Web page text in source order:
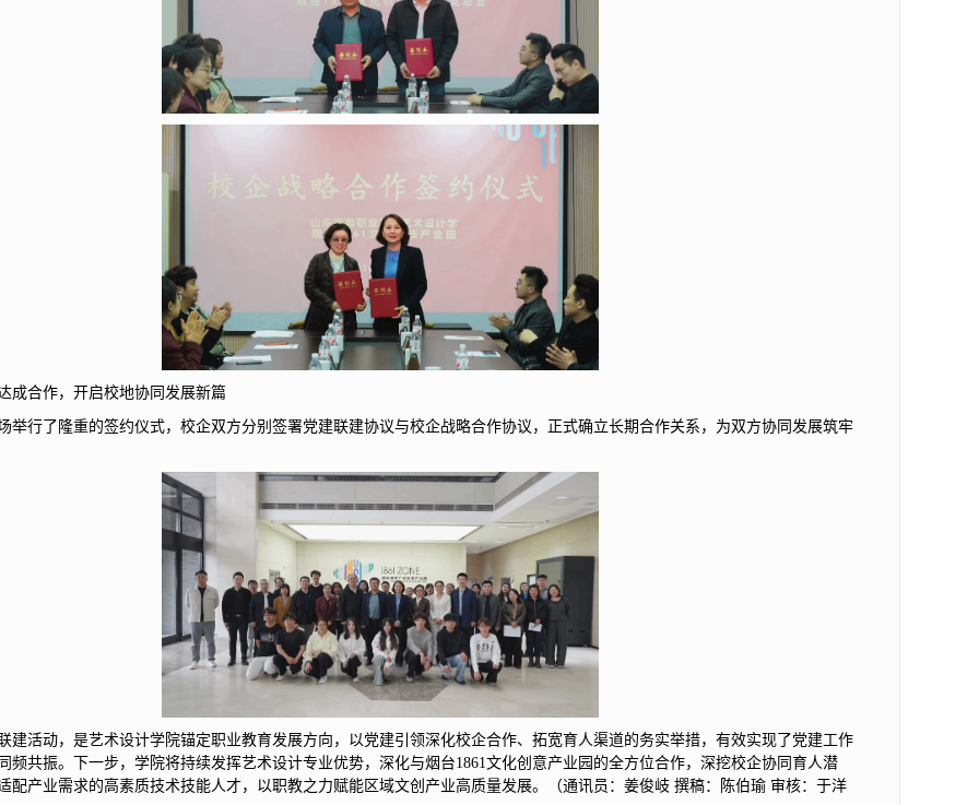
成合作，开启校地协同发展新篇
举行了隆重的签约仪式，校企双方分别签署党建联建协议与校企战略合作协议，正式确立长期合作关系，为双方协同发展筑牢
建活动，是艺术设计学院锚定职业教育发展方向，以党建引领深化校企合作、拓宽育人渠道的务实举措，有效实现了党建工作
频共振。下一步，学院将持续发挥艺术设计专业优势，深化与烟台1861文化创意产业园的全方位合作，深挖校企协同育人潜
配产业需求的高素质技术技能人才，以职教之力赋能区域文创产业高质量发展。（通讯员：姜俊岐 撰稿：陈伯瑜 审核：于洋